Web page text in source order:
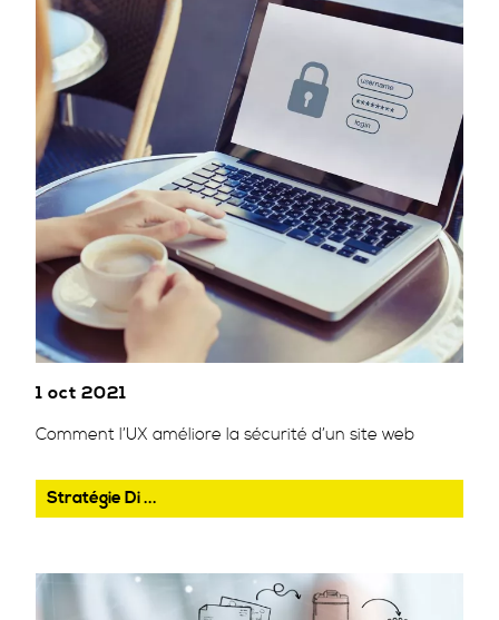
1 oct 2021
Comment l’UX améliore la sécurité d’un site web
Stratégie Di ...